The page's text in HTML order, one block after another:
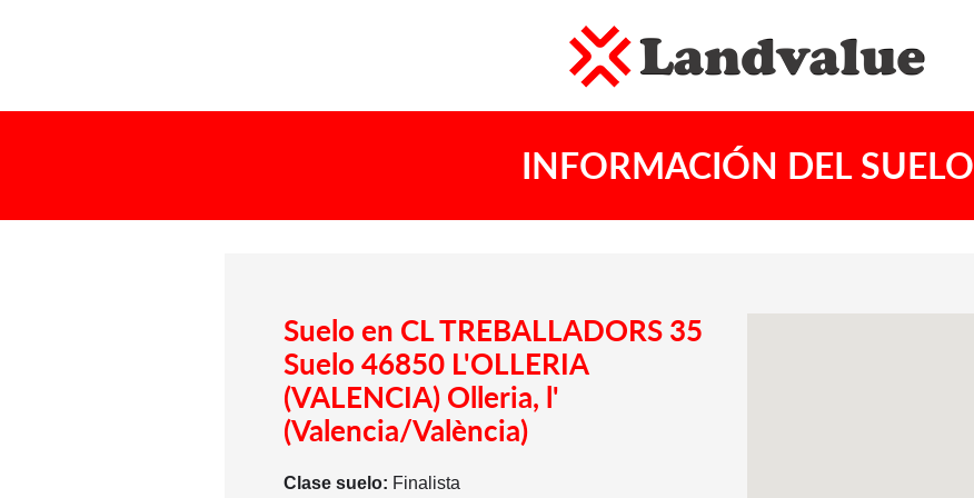
INFORMACIÓN DEL SUELO
Suelo en CL TREBALLADORS 35
Suelo 46850 L'OLLERIA
(VALENCIA) Olleria, l'
(Valencia/València)
Clase suelo: Finalista